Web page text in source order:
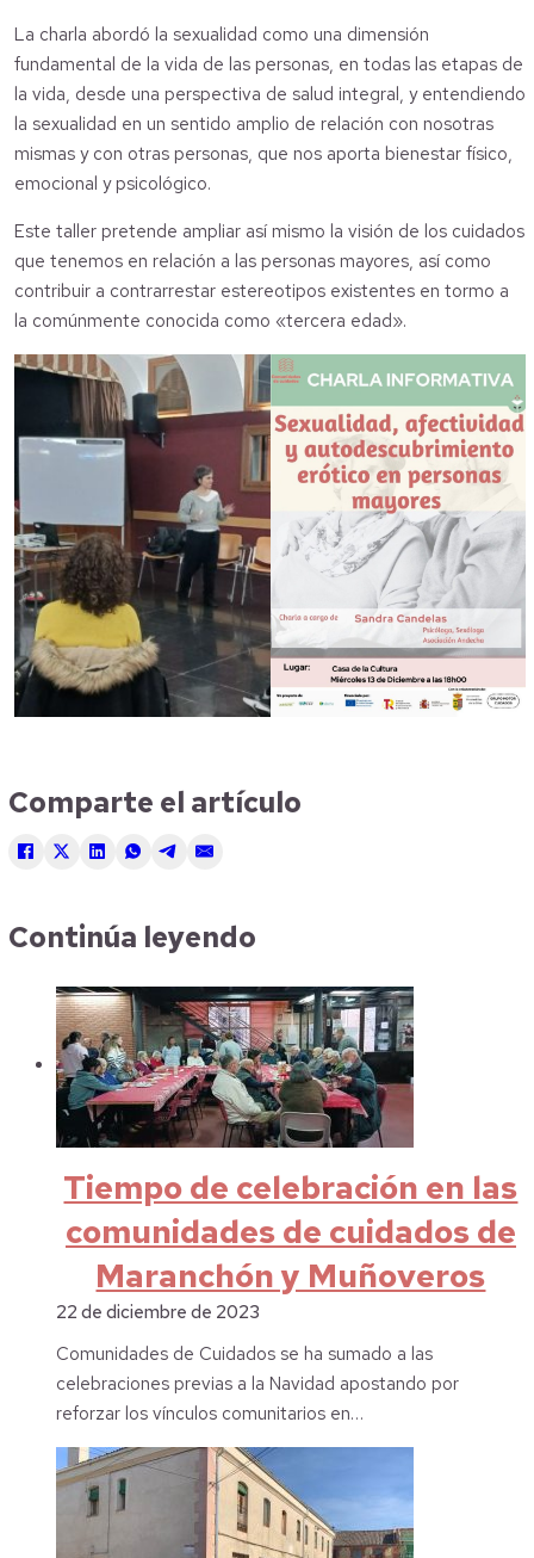
La charla abordó la sexualidad como una dimensión
fundamental de la vida de las personas, en todas las etapas de
la vida, desde una perspectiva de salud integral, y entendiendo
la sexualidad en un sentido amplio de relación con nosotras
mismas y con otras personas, que nos aporta bienestar físico,
emocional y psicológico.
Este taller pretende ampliar así mismo la visión de los cuidados
que tenemos en relación a las personas mayores, así como
contribuir a contrarrestar estereotipos existentes en tormo a
la comúnmente conocida como «tercera edad».
Comparte el artículo
Continúa leyendo
Tiempo de celebración en las
comunidades de cuidados de
Maranchón y Muñoveros
22 de diciembre de 2023
Comunidades de Cuidados se ha sumado a las
celebraciones previas a la Navidad apostando por
reforzar los vínculos comunitarios en…